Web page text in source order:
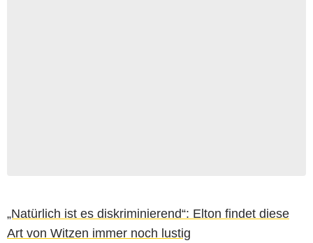
„Natürlich ist es diskriminierend“: Elton findet diese
Art von Witzen immer noch lustig